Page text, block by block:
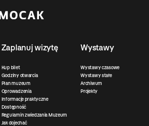
Zaplanuj wizytę
Kup bilet
Godziny otwarcia
Plan muzeum
Oprowadzenia
Informacje praktyczne
Dostępność
Regulamin zwiedzania Muzeum
Jak dojechać
Wystawy
Wystawy czasowe
Wystawy stałe
Archiwum
Projekty